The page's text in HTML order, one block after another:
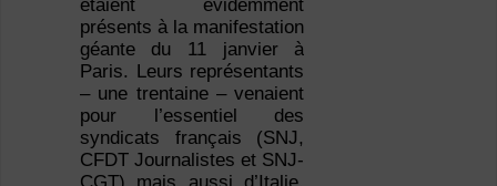
étaient évidemment
présents à la manifestation
géante du 11 janvier à
Paris. Leurs représentants
– une trentaine – venaient
pour l’essentiel des
syndicats français (SNJ,
CFDT Journalistes et SNJ-
CGT) mais aussi d’Italie,